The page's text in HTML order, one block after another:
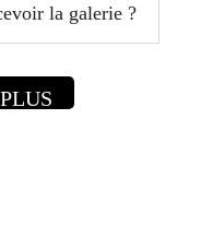
la galerie ?